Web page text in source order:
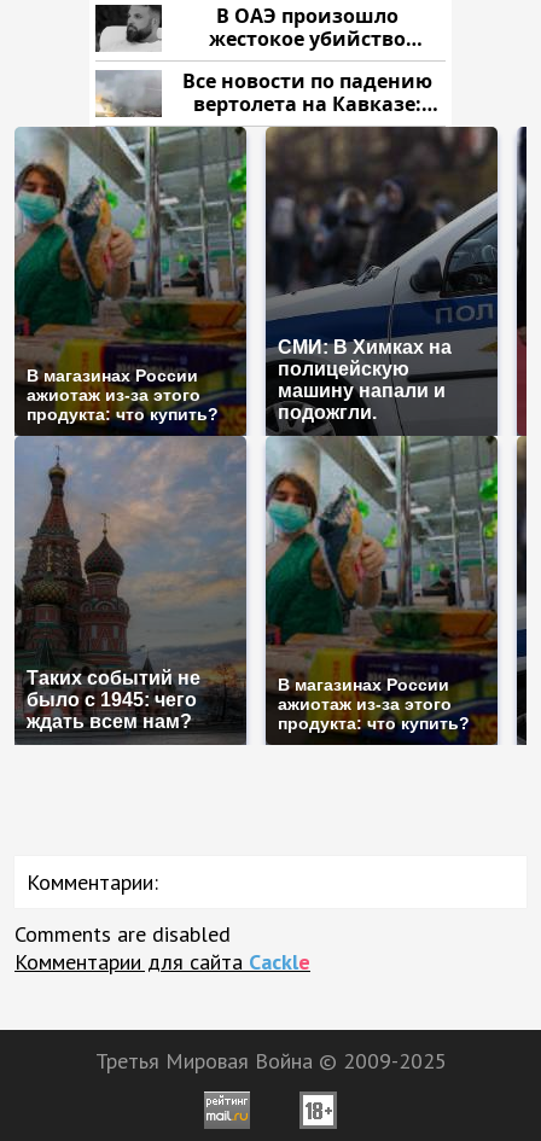
В ОАЭ произошло
жестокое убийство
криптомиллионера
Все новости по падению
вертолета на Кавказе:
читать здесь
В магазинах России
ажиотаж из-за этого
продукта: что купить?
СМИ: В Химках на
полицейскую
машину напали и
подожгли.
Таких событий не
было с 1945: чего
ждать всем нам?
В магазинах России
ажиотаж из-за этого
продукта: что купить?
Комментарии:
Comments are disabled
Комментарии для сайта Cackle
Третья Мировая Война © 2009-2025